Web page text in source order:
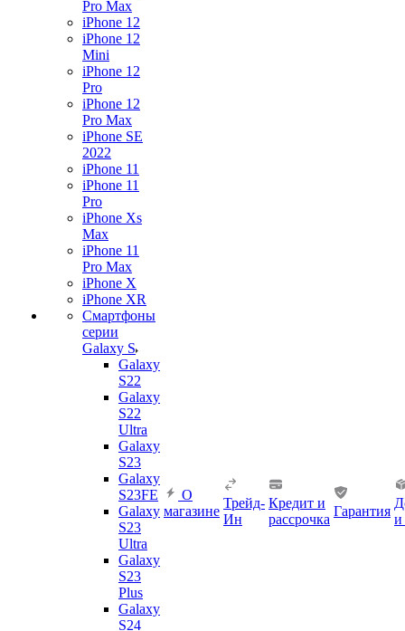
Pro Max
iPhone 12
iPhone 12
Mini
iPhone 12
Pro
iPhone 12
Pro Max
iPhone SE
2022
iPhone 11
iPhone 11
Pro
iPhone Xs
Max
iPhone 11
Pro Max
iPhone X
iPhone XR
Смартфоны
серии
Galaxy S
Galaxy
S22
Galaxy
S22
Ultra
Galaxy
S23
Galaxy
S23FE
Galaxy
S23
Ultra
Galaxy
S23
Plus
Galaxy
S24
О
магазине
Трейд-
Ин
Кредит и
рассрочка
Гарантия
и